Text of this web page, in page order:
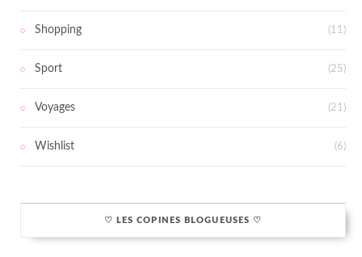
Shopping (11)
Sport (25)
Voyages (21)
Wishlist (6)
♡ LES COPINES BLOGUEUSES ♡